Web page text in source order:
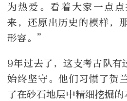
为热爱。看着大家一点
来，还原出历史的模样，
形容。”
9年过去了，这支考古队有
始终坚守。他们习惯了贺
了在砂石地层中精细挖掘的